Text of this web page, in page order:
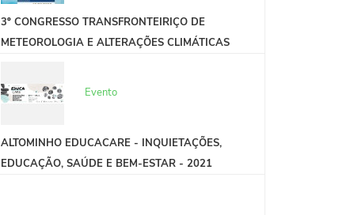
3º CONGRESSO TRANSFRONTEIRIÇO DE
METEOROLOGIA E ALTERAÇÕES CLIMÁTICAS
Evento
ALTOMINHO EDUCACARE - INQUIETAÇÕES,
EDUCAÇÃO, SAÚDE E BEM-ESTAR - 2021